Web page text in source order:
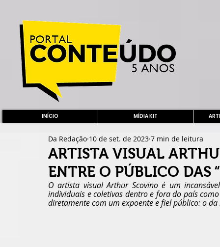
INÍCIO MÍDIA KIT
ARTISTA VISUAL
ENTRE O PÚBLICO DAS
Da Redação 10 de set. de 2023 7 min de leitura
O artista visual Arthur Scovino é um
individuais e coletivas dentro e fora do país
diretamente com um expoente e fiel público: o